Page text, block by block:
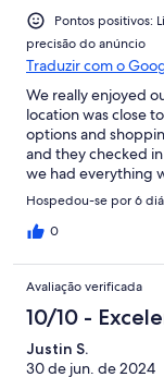
Pontos positivos:
precisão do anúncio
Traduzir com o
We really enjoyed
location was close
options and
and they checked
we had everything
Hospedou-se por 6
0
Avaliação verificada
10/10 -
Justin S.
30 de jun. de 2024